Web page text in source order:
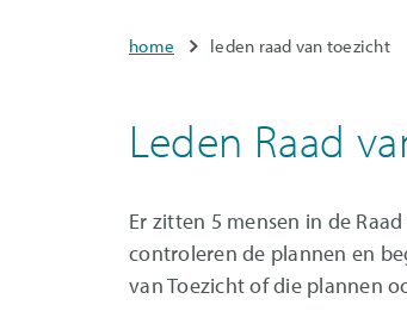
You
home leden raad van toezicht
Leden Raad
Er zitten 5 mensen in de
controleren de plannen en
van Toezicht of die plannen